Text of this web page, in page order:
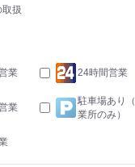
取扱
業 24時間営業
業
駐車場あり
業所のみ）